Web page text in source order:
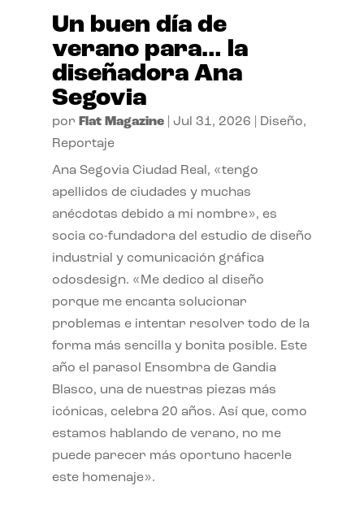
Un buen día de
verano para… la
diseñadora Ana
Segovia
por Flat Magazine| Jul 31, 2026 Diseño,
Reportaje
Ana Segovia Ciudad Real, «tengo
apellidos de ciudades y muchas
anécdotas debido a mi nombre», es
socia co-fundadora del estudio de diseño
industrial y comunicación gráfica
odosdesign. «Me dedico al diseño
porque me encanta solucionar
problemas e intentar resolver todo de la
forma más sencilla y bonita posible. Este
año el parasol Ensombra de Gandia
Blasco, una de nuestras piezas más
icónicas, celebra 20 años. Así que, como
estamos hablando de verano, no me
puede parecer más oportuno hacerle
este homenaje».